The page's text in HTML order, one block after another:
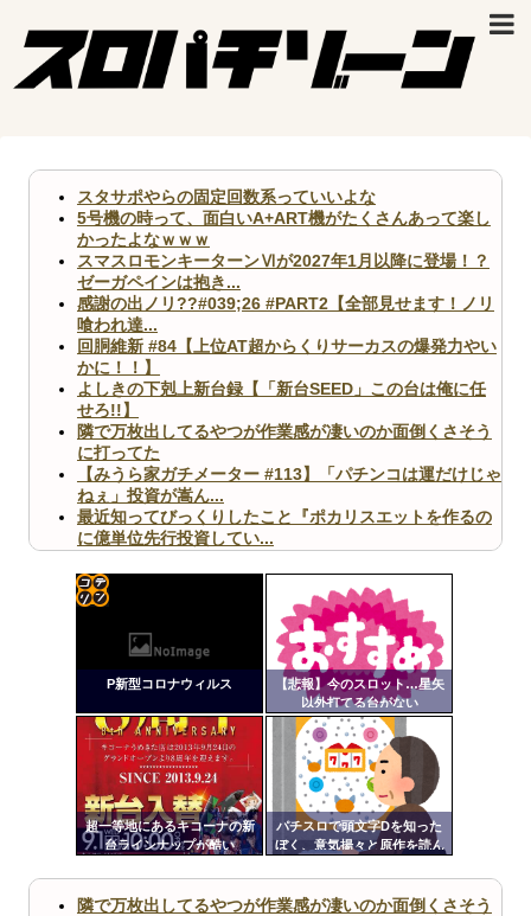
スタサポやらの固定回数系っていいよな
5号機の時って、面白いA+ART機がたくさんあって楽し
かったよなｗｗｗ
スマスロモンキーターンⅥが2027年1月以降に登場！？
ゼーガペインは抱き...
感謝の出ノリ??#039;26 #PART2【全部見せます！ノリ
喰われ達...
回胴維新 #84【上位AT超からくりサーカスの爆発力やい
かに！！】
よしきの下剋上新台録【「新台SEED」この台は俺に任
せろ!!】
隣で万枚出してるやつが作業感が凄いのか面倒くさそう
に打ってた
【みうら家ガチメーター #113】「パチンコは運だけじゃ
ねぇ」投資が嵩ん...
最近知ってびっくりしたこと『ポカリスエットを作るの
に億単位先行投資してい...
ますｗ」←これどうす...
【閲覧注意】俺が近くにいると機械が壊れるんだけどさ
【画像】ペプシコーラ社、「こういうのでいいんだよ」
な新商品を発売
Powered by livedoor 相互RSS
P新型コロナウィルス
【悲報】今のスロット…星矢
以外打てる台がない
超一等地にあるキコーナの新
台ラインナップが酷い
パチスロで頭文字Dを知った
ぼく、意気揚々と原作を読ん
活してて困惑
定リ
ンク
自動
更新
ツー
隣で万枚出してるやつが作業感が凄いのか面倒くさそう